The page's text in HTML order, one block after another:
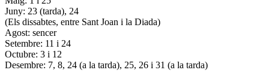
Juny: 23 (tarda), 24
(Els dissabtes, entre Sant Joan i la Diada)
Agost: sencer
Setembre: 11 i 24
Octubre: 3 i 12
Desembre: 7, 8, 24 (a la tarda), 25, 26 i 31 (a la tarda)